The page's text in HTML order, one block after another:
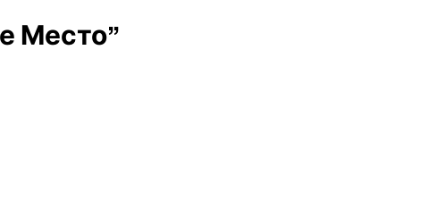
Место”